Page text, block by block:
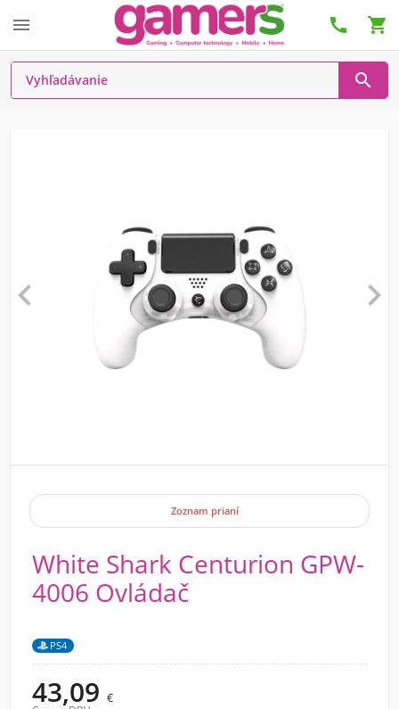
  

 
Zoznam prianí
White Shark Centurion GPW-
4006 Ovládač
PS4
43,09 €